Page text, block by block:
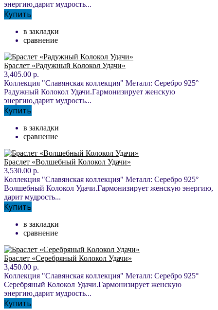
энергию,дарит мудрость...
Купить
в закладки
сравнение
Браслет «Радужный Колокол Удачи»
3,405.00 р.
Коллекция "Славянская коллекция" Металл: Серебро 925°
Радужный Колокол Удачи.Гармонизирует женскую
энергию,дарит мудрость...
Купить
в закладки
сравнение
Браслет «Волшебный Колокол Удачи»
3,530.00 р.
Коллекция "Славянская коллекция" Металл: Серебро 925°
Волшебный Колокол Удачи.Гармонизирует женскую энергию,
дарит мудрость...
Купить
в закладки
сравнение
Браслет «Серебряный Колокол Удачи»
3,450.00 р.
Коллекция "Славянская коллекция" Металл: Серебро 925°
Серебряный Колокол Удачи.Гармонизирует женскую
энергию,дарит мудрость...
Купить